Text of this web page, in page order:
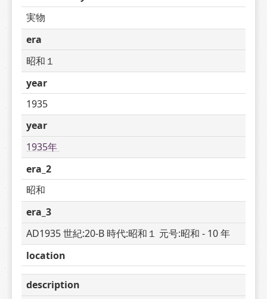
実物
era
昭和１
year
1935
year
1935年
era_2
昭和
era_3
AD1935 世紀:20-B 時代:昭和１ 元号:昭和 - 10 年
location
description